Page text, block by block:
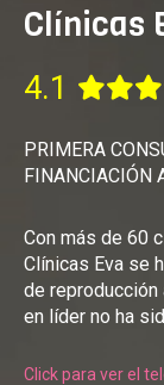
Clínicas
4.1
PRIMERA
FINANCIACIÓN
Con más de 60
Clínicas Eva se
de
en líder no ha
Click para ver el